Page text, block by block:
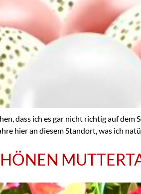
dass ich es gar nicht richtig auf
hier an diesem Standort, was ich